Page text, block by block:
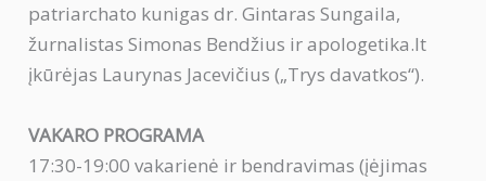
patriarchato kunigas dr. Gintaras Sungaila,
žurnalistas Simonas Bendžius ir apologetika.lt
įkūrėjas Laurynas Jacevičius („Trys davatkos“).
VAKARO PROGRAMA
17:30-19:00 vakarienė ir bendravimas (įėjimas